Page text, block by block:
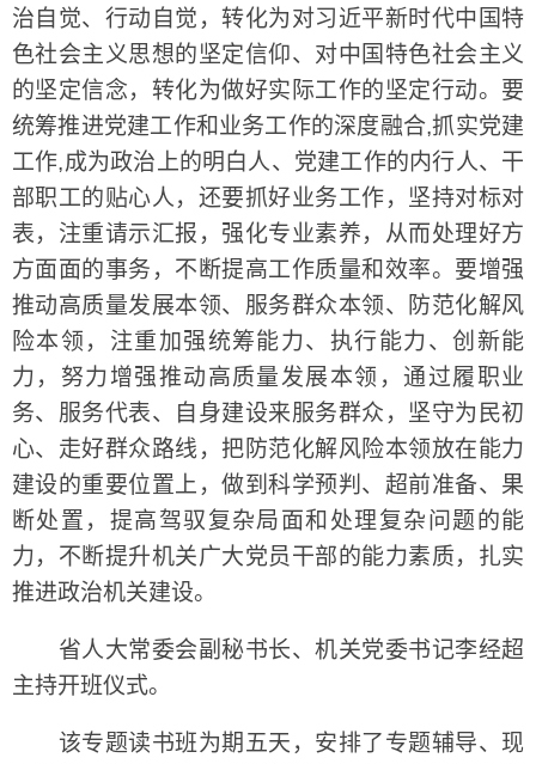
治自觉、行动自觉，转化为对习近平新时代中国特
色社会主义思想的坚定信仰、对中国特色社会主义
的坚定信念，转化为做好实际工作的坚定行动。要
统筹推进党建工作和业务工作的深度融合,抓实党建
工作,成为政治上的明白人、党建工作的内行人、干
部职工的贴心人，还要抓好业务工作，坚持对标对
表，注重请示汇报，强化专业素养，从而处理好方
方面面的事务，不断提高工作质量和效率。要增强
推动高质量发展本领、服务群众本领、防范化解风
险本领，注重加强统筹能力、执行能力、创新能
力，努力增强推动高质量发展本领，通过履职业
务、服务代表、自身建设来服务群众，坚守为民初
心、走好群众路线，把防范化解风险本领放在能力
建设的重要位置上，做到科学预判、超前准备、果
断处置，提高驾驭复杂局面和处理复杂问题的能
力，不断提升机关广大党员干部的能力素质，扎实
推进政治机关建设。
省人大常委会副秘书长、机关党委书记李经超
主持开班仪式。
该专题读书班为期五天，安排了专题辅导、现